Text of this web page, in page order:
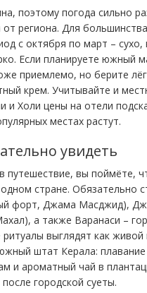
поэтому погода сильно
от региона. Для
с октября по март –
Если планируете южный
приемлемо, но берите
крем. Учитывайте и
и Холи цены на отели
местах растут.
увидеть
путешествие, вы поймёте,
стране. Обязательно
форт, Джама Масджид),
а также Варанаси –
ритуалы выглядят как
штат Керала: плавание
и ароматный чай в
городской суеты.